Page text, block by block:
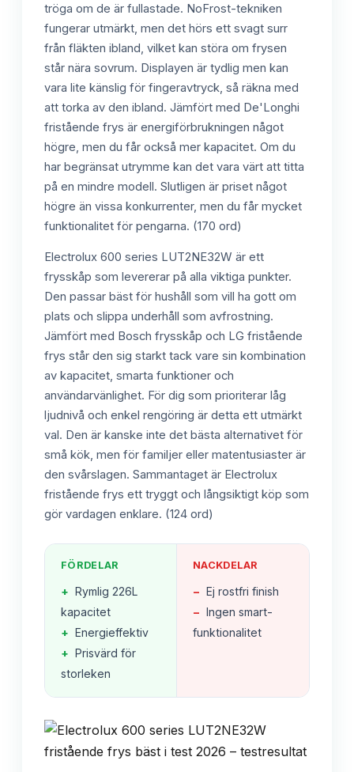
tröga om de är fullastade. NoFrost-tekniken
fungerar utmärkt, men det hörs ett svagt surr
från fläkten ibland, vilket kan störa om frysen
står nära sovrum. Displayen är tydlig men kan
vara lite känslig för fingeravtryck, så räkna med
att torka av den ibland. Jämfört med De'Longhi
fristående frys är energiförbrukningen något
högre, men du får också mer kapacitet. Om du
har begränsat utrymme kan det vara värt att titta
på en mindre modell. Slutligen är priset något
högre än vissa konkurrenter, men du får mycket
funktionalitet för pengarna. (170 ord)
Electrolux 600 series LUT2NE32W är ett
frysskåp som levererar på alla viktiga punkter.
Den passar bäst för hushåll som vill ha gott om
plats och slippa underhåll som avfrostning.
Jämfört med Bosch frysskåp och LG fristående
frys står den sig starkt tack vare sin kombination
av kapacitet, smarta funktioner och
användarvänlighet. För dig som prioriterar låg
ljudnivå och enkel rengöring är detta ett utmärkt
val. Den är kanske inte det bästa alternativet för
små kök, men för familjer eller matentusiaster är
den svårslagen. Sammantaget är Electrolux
fristående frys ett tryggt och långsiktigt köp som
gör vardagen enklare. (124 ord)
FÖRDELAR
+ Rymlig 226L
kapacitet
+ Energieffektiv
+ Prisvärd för
storleken
NACKDELAR
− Ej rostfri finish
− Ingen smart-
funktionalitet